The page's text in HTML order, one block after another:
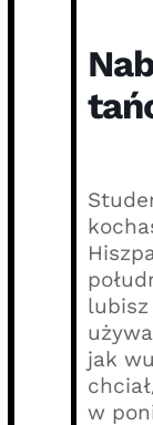
jak
w